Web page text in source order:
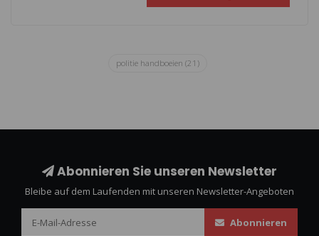
politie handboeien (21)
Abonnieren Sie unseren Newsletter
Bleibe auf dem Laufenden mit unseren Newsletter-Angeboten
Abonnieren